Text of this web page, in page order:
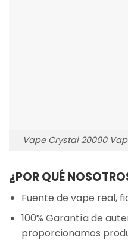
Vape Crystal 20000
¿POR QUÉ
Fuente de vape real,
100% Garantía de
proporcionamos